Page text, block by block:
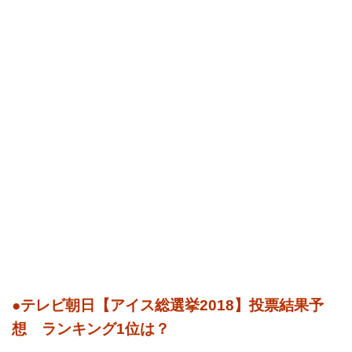
●テレビ朝日【アイス総選挙2018】投票結果予
想 ランキング1位は？